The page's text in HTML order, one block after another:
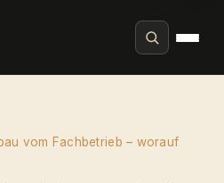
vom Fachbetrieb – worauf